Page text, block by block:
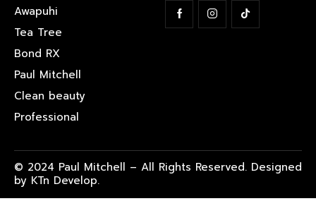
Awapuhi
Tea Tree
Bond RX
Paul Mitchell
Clean beauty
Professional
© 2024 Paul Mitchell – All Rights Reserved. Designed
by KTn Develop.